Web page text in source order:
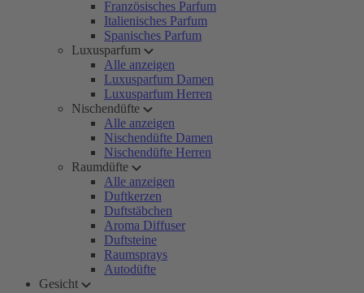
Französisches Parfum
Italienisches Parfum
Spanisches Parfum
Luxusparfum
Alle anzeigen
Luxusparfum Damen
Luxusparfum Herren
Nischendüfte
Alle anzeigen
Nischendüfte Damen
Nischendüfte Herren
Raumdüfte
Alle anzeigen
Duftkerzen
Duftstäbchen
Aroma Diffuser
Duftsteine
Raumsprays
Autodüfte
Gesicht